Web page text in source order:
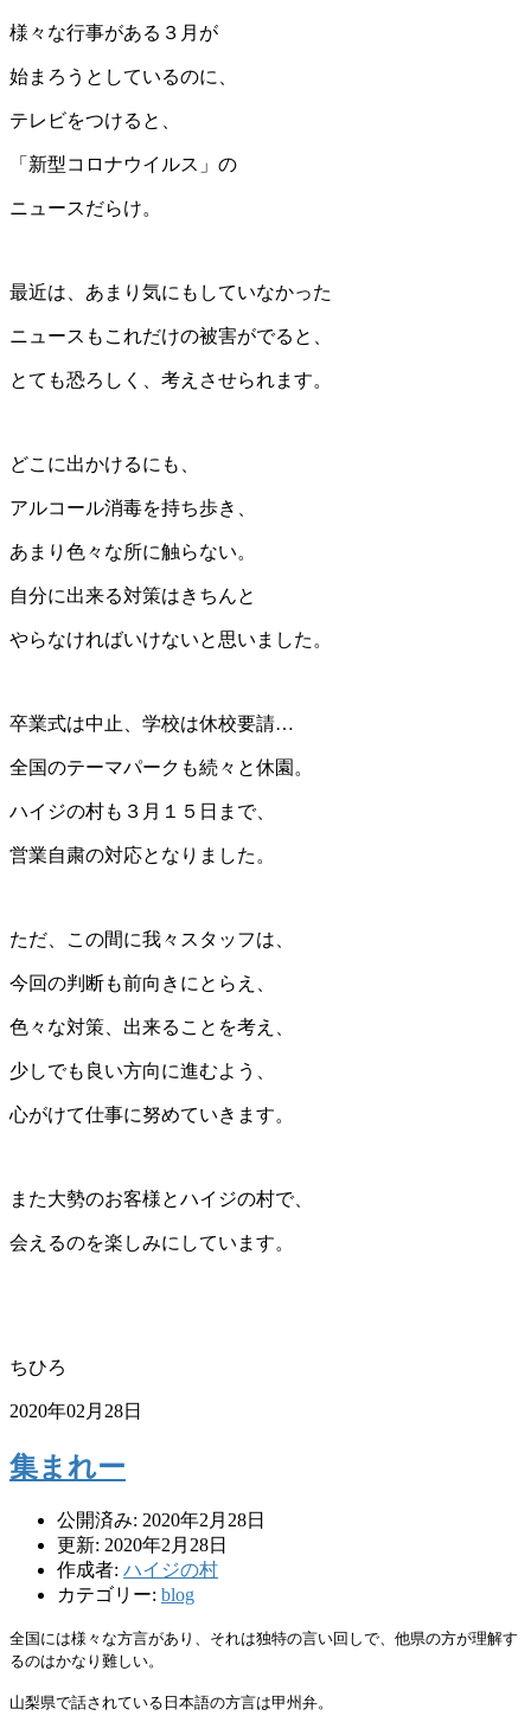
様々な行事がある３月が
始まろうとしているのに、
テレビをつけると、
「新型コロナウイルス」の
ニュースだらけ。
最近は、あまり気にもしていなかった
ニュースもこれだけの被害がでると、
とても恐ろしく、考えさせられます。
どこに出かけるにも、
アルコール消毒を持ち歩き、
あまり色々な所に触らない。
自分に出来る対策はきちんと
やらなければいけないと思いました。
卒業式は中止、学校は休校要請…
全国のテーマパークも続々と休園。
ハイジの村も３月１５日まで、
営業自粛の対応となりました。
ただ、この間に我々スタッフは、
今回の判断も前向きにとらえ、
色々な対策、出来ることを考え、
少しでも良い方向に進むよう、
心がけて仕事に努めていきます。
また大勢のお客様とハイジの村で、
会えるのを楽しみにしています。
ちひろ
2020年02月28日
集まれー
公開済み: 2020年2月28日
更新: 2020年2月28日
作成者: ハイジの村
カテゴリー: blog
全国には様々な方言があり、それは独特の言い回しで、他県の方が理解す
るのはかなり難しい。
山梨県で話されている日本語の方言は甲州弁。